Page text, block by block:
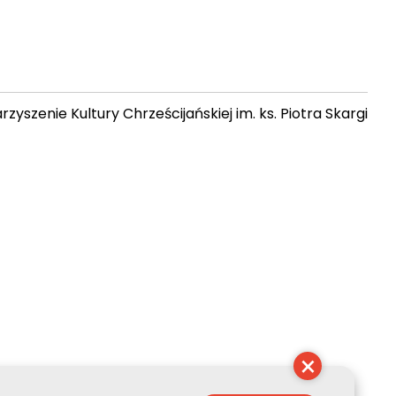
Kultury Chrześcijańskiej im. ks. Piotra Skargi
×